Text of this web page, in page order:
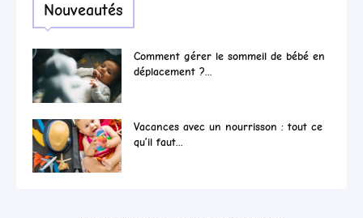
Nouveautés
Comment gérer le sommeil de bébé en
déplacement ?...
Vacances avec un nourrisson : tout ce
qu’il faut...